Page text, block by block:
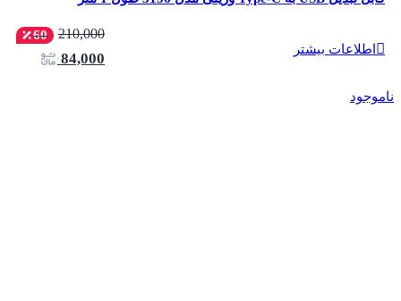
اطلاعات بیشتر
210,000
60
84,000
ناموجود